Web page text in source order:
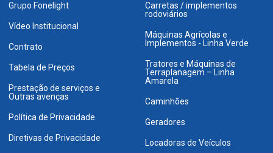
Grupo Fonelight
Vídeo Institucional
Contrato
Tabela de Preços
Prestação de serviços e
Outras avenças
Política de Privacidade
Diretivas de Privacidade
Carretas / implementos
rodoviários
Máquinas Agrícolas e
Implementos - Linha Verde
Tratores e Máquinas de
Terraplanagem – Linha
Amarela
Caminhões
Geradores
Locadoras de Veículos